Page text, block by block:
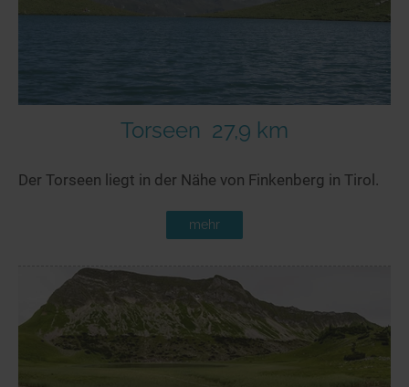
Torseen 27,9 km
Der Torseen liegt in der Nähe von Finkenberg in Tirol.
mehr